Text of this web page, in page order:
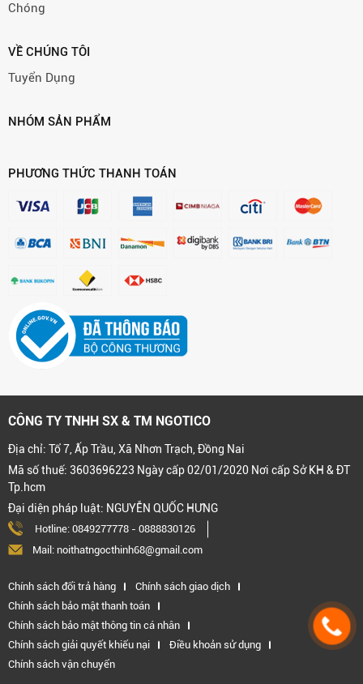
Chóng
VỀ CHÚNG TÔI
Tuyển Dụng
NHÓM SẢN PHẨM
PHƯƠNG THỨC THANH TOÁN
CÔNG TY TNHH SX & TM NGOTICO
Địa chỉ: Tổ 7, Ấp Trầu, Xã Nhơn Trạch, Đồng Nai
Mã số thuế: 3603696223 Ngày cấp 02/01/2020 Nơi cấp Sở KH & ĐT
Tp.hcm
Đại diện pháp luật: NGUYỄN QUỐC HƯNG
Hotline: 0849277778 - 0888830126
Mail: noithatngocthinh68@gmail.com
Chính sách đổi trả hàng
Chính sách giao dịch
Chính sách bảo mật thanh toán
Chính sách bảo mật thông tin cá nhân
Chính sách giải quyết khiếu nại
Điều khoản sử dụng
Chính sách vận chuyển